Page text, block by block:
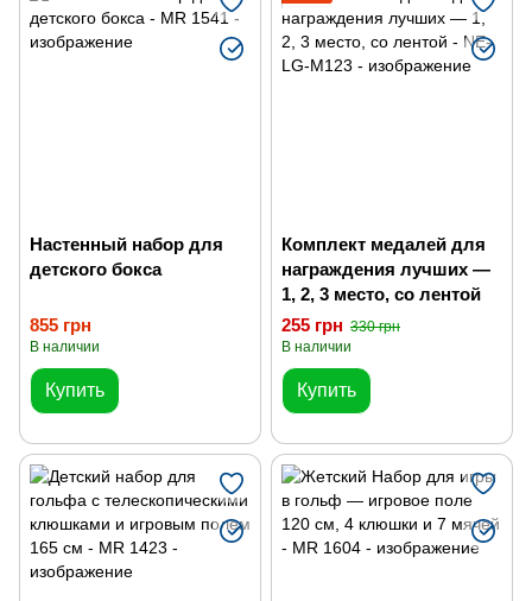
Настенный набор для
детского бокса
855 грн
В наличии
Купить
Комплект медалей для
награждения лучших —
1, 2, 3 место, со лентой
255 грн 330 грн
В наличии
Купить